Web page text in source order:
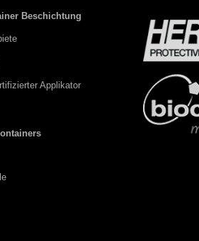
Beschichtung
Applikator